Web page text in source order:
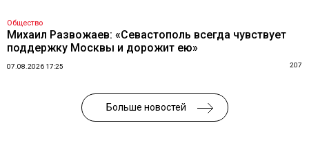
Общество
Михаил Развожаев: «Севастополь всегда чувствует
поддержку Москвы и дорожит ею»
07.08.2026 17:25 207
Больше новостей